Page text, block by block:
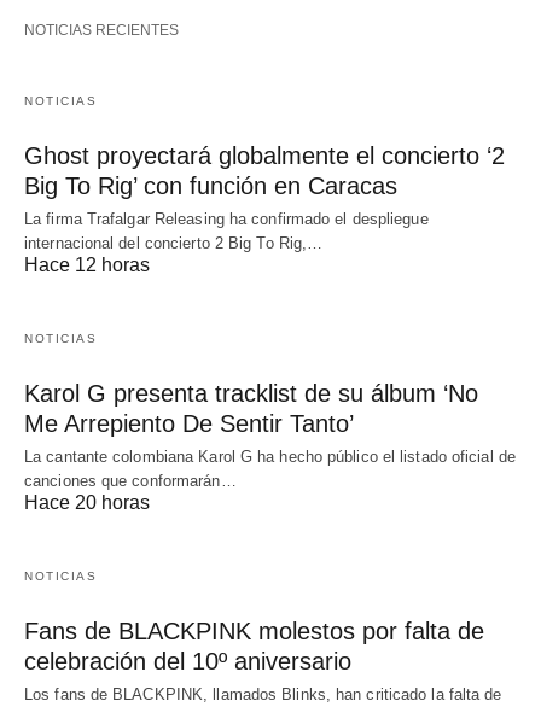
NOTICIAS RECIENTES
NOTICIAS
Ghost proyectará globalmente el concierto ‘2
Big To Rig’ con función en Caracas
La firma Trafalgar Releasing ha confirmado el despliegue
internacional del concierto 2 Big To Rig,…
Hace 12 horas
NOTICIAS
Karol G presenta tracklist de su álbum ‘No
Me Arrepiento De Sentir Tanto’
La cantante colombiana Karol G ha hecho público el listado oficial de
canciones que conformarán…
Hace 20 horas
NOTICIAS
Fans de BLACKPINK molestos por falta de
celebración del 10º aniversario
Los fans de BLACKPINK, llamados Blinks, han criticado la falta de